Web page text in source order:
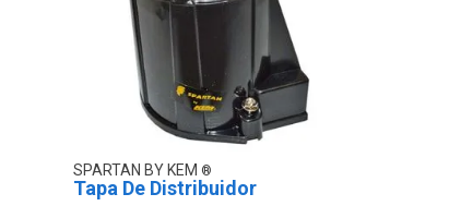
SPARTAN BY KEM
Tapa De Distribuidor